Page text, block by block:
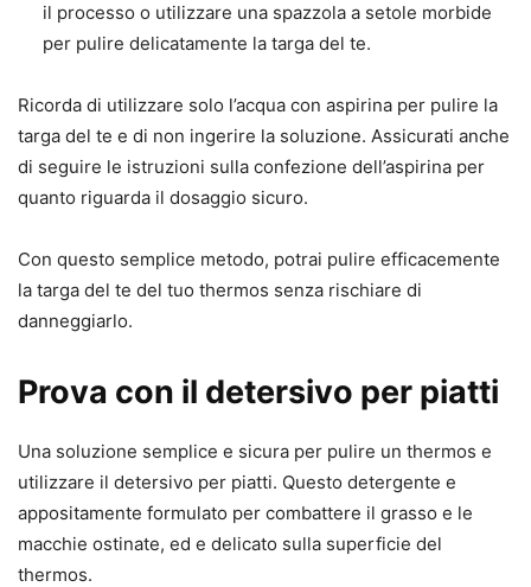
il processo o utilizzare una spazzola a setole morbide
per pulire delicatamente la targa del te.
Ricorda di utilizzare solo l’acqua con aspirina per pulire la
targa del te e di non ingerire la soluzione. Assicurati anche
di seguire le istruzioni sulla confezione dell’aspirina per
quanto riguarda il dosaggio sicuro.
Con questo semplice metodo, potrai pulire efficacemente
la targa del te del tuo thermos senza rischiare di
danneggiarlo.
Prova con il detersivo per piatti
Una soluzione semplice e sicura per pulire un thermos e
utilizzare il detersivo per piatti. Questo detergente e
appositamente formulato per combattere il grasso e le
macchie ostinate, ed e delicato sulla superficie del
thermos.